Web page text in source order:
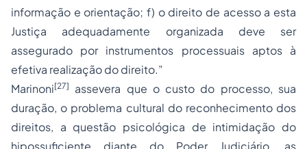
informação e orientação; f) o direito de acesso a esta
Justiça adequadamente organizada deve ser
assegurado por instrumentos processuais aptos à
efetiva realização do direito.”
Marinoni[27]
assevera que o custo do processo, sua
duração, o problema cultural do reconhecimento dos
direitos, a questão psicológica de intimidação do
hipossuficiente diante do Poder Judiciário, as